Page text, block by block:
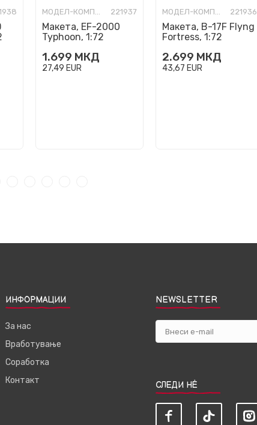
МОДЕЛ-КОМПЛЕТ 221937
Макета, EF-2000
Typhoon, 1:72
1.699 МКД
27,49 EUR
МОДЕЛ-КОМПЛЕТ 221936
Макета, B-17F Flyng
Fortress, 1:72
2.699 МКД
43,67 EUR
ИНФОРМАЦИИ
За нас
Вработување
Соработка
Контакт
NEWSLETTER
СЛЕДИ НЀ